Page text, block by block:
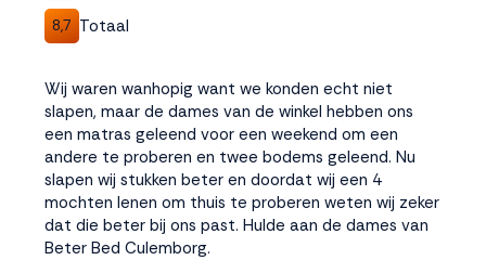
8,7 Totaal
Wij waren wanhopig want we konden echt niet
slapen, maar de dames van de winkel hebben ons
een matras geleend voor een weekend om een
andere te proberen en twee bodems geleend. Nu
slapen wij stukken beter en doordat wij een 4
mochten lenen om thuis te proberen weten wij zeker
dat die beter bij ons past. Hulde aan de dames van
Beter Bed Culemborg.